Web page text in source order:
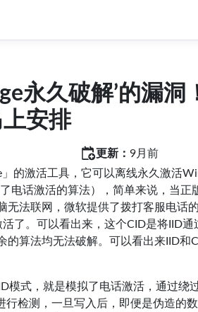
永久破解’的漏洞
安排
更新： 9月前
的激活工具，它可以离线永久激活
电话激活的算法），简单来说，当正
无法联网，微软提供了拨打客服电话
了。可以看出来，这个CID是将IID通
算法均无法破解。可以看出来IID和
模式，就是模拟了电话激活，通过绕
检测，一旦写入后，即便是伪造的